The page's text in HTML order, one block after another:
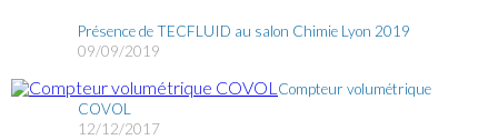
Présence de TECFLUID au salon Chimie Lyon 2019
09/09/2019
Compteur volumétrique
COVOL
12/12/2017